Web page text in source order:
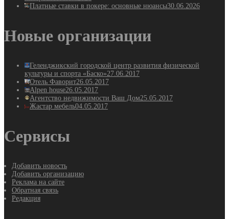
Платные ставки в покере: основные нюансы30.06.2026
Новые организации
Геленджикский городской центр развития физической
культуры и спорта «Баско»27.06.2017
Отель Фаворит26.05.2017
Alpen house26.05.2017
Агентство недвижимости Ваш Дом25.05.2017
Жастар мебель04.05.2017
Сервисы
Добавить новость
Добавить организацию
Реклама на сайте
Обратная связь
Редакция